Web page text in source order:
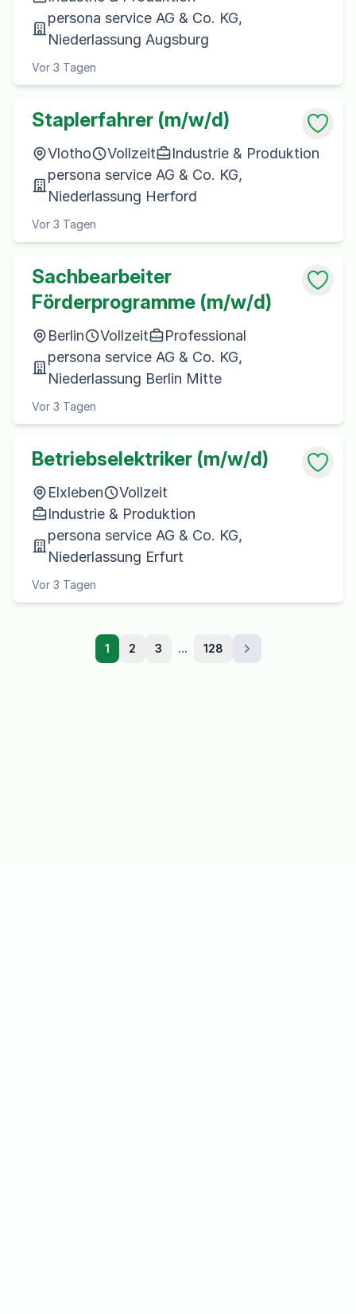
persona service AG & Co. KG,
Niederlassung Augsburg
Vor 3 Tagen
Staplerfahrer (m/w/d)
Vlotho Vollzeit
Industrie & Produktion
persona service AG & Co. KG,
Niederlassung Herford
Vor 3 Tagen
Sachbearbeiter
Förderprogramme (m/w/d)
Berlin Vollzeit
Professional
persona service AG & Co. KG,
Niederlassung Berlin Mitte
Vor 3 Tagen
Betriebselektriker (m/w/d)
Elxleben
Vollzeit
Industrie & Produktion
persona service AG & Co. KG,
Niederlassung Erfurt
Vor 3 Tagen
1 2 3 ... 128
Weiter